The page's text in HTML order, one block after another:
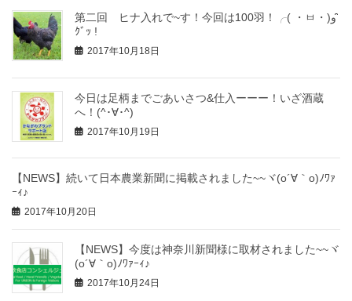
第二回 ヒナ入れで~す！今回は100羽！╭( ・ㅂ・)و ̑̑
ｸﾞｯ !
2017年10月18日
今日は足柄までごあいさつ&仕入ーーー！いざ酒蔵
へ！(^･∀･^)
2017年10月19日
【NEWS】続いて日本農業新聞に掲載されました~~ヾ(o´∀｀o)ﾉﾜｧ
ｰｨ♪
2017年10月20日
【NEWS】今度は神奈川新聞様に取材されました~~ヾ
(o´∀｀o)ﾉﾜｧｰｨ♪
2017年10月24日